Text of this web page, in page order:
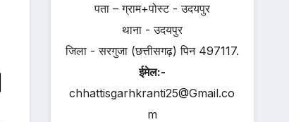
पता – ग्राम+पोस्ट - उदयपुर
थाना - उदयपुर
जिला - सरगुजा (छत्तीसगढ़) पिन 497117.
ईमेल:-
chhattisgarhkranti25@Gmail.co
m